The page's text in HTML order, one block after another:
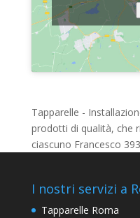
Tapparelle -
prodotti di qualità, che
ciascuno Francesco
I nostri servizi a
Tapparelle Roma